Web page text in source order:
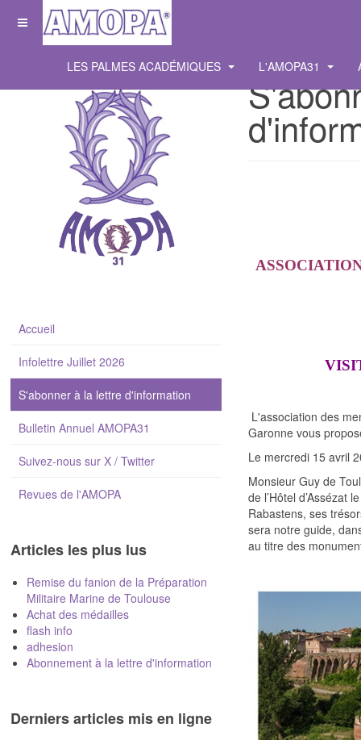
LES PALMES ACADÉMIQUES L'AMOPA31
L'association des
Garonne vous
Le mercredi 15 avril
Monsieur Guy de
de l’Hôtel d’Assézat
Rabastens, ses
sera notre guide,
au titre des
Accueil
Infolettre Juillet 2026
S'abonner à la lettre d'information
Bulletin Annuel AMOPA31
Suivez-nous sur X / Twitter
Revues de l'AMOPA
Articles les plus lus
Remise du fanion de la Préparation
Militaire Marine de Toulouse
Achat des médailles
flash info
adhesion
Abonnement à la lettre d'information
Derniers articles mis en ligne